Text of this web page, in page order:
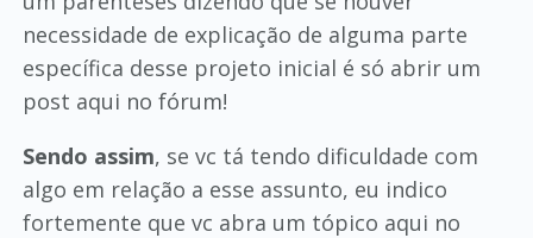
necessidade de explicação de alguma parte
específica desse projeto inicial é só abrir um
post aqui no fórum!
Sendo assim, se vc tá tendo dificuldade com
algo em relação a esse assunto, eu indico
fortemente que vc abra um tópico aqui no